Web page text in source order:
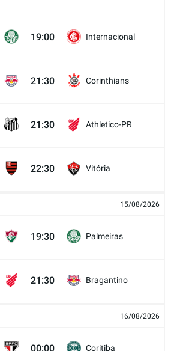
19:00 Internacional
21:30 Corinthians
21:30 Athletico-PR
22:30 Vitória
15/08/2026
19:30 Palmeiras
21:30 Bragantino
16/08/2026
00:00 Coritiba